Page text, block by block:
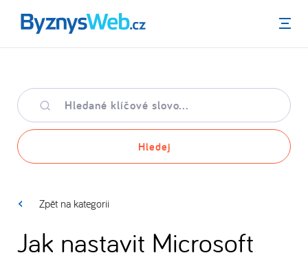
Menu
Hledané
klíčové
slovo
Hledej
Zpět na kategorii
Jak nastavit Microsoft